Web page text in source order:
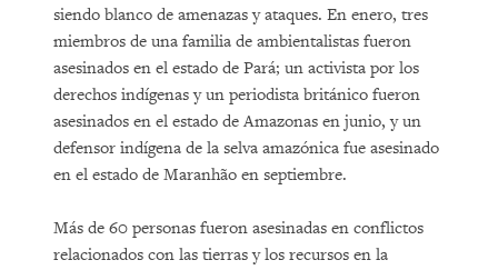
siendo blanco de amenazas y ataques. En enero, tres
miembros de una familia de ambientalistas fueron
asesinados en el estado de Pará; un activista por los
derechos indígenas y un periodista británico fueron
asesinados en el estado de Amazonas en junio, y un
defensor indígena de la selva amazónica fue asesinado
en el estado de Maranhão en septiembre.
Más de 60 personas fueron asesinadas en conflictos
relacionados con las tierras y los recursos en la